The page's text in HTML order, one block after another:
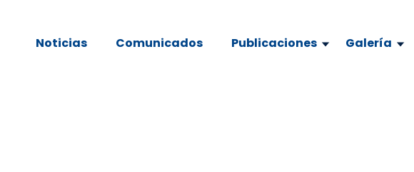
Noticias Comunicados Publicaciones Galería